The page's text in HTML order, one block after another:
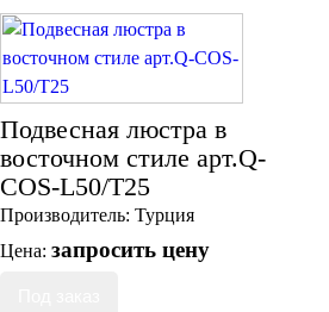
Подвесная люстра в
восточном стиле арт.Q-
COS-L50/T25
Производитель: Турция
Цена: запросить цену